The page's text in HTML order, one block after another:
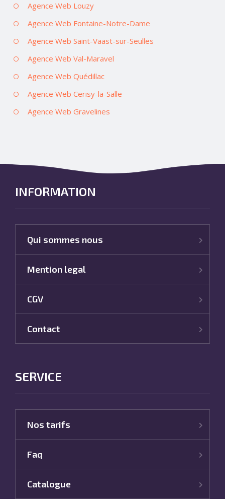
Agence Web Louzy
Agence Web Fontaine-Notre-Dame
Agence Web Saint-Vaast-sur-Seulles
Agence Web Val-Maravel
Agence Web Quédillac
Agence Web Cerisy-la-Salle
Agence Web Gravelines
INFORMATION
Qui sommes nous
Mention legal
CGV
Contact
SERVICE
Nos tarifs
Faq
Catalogue